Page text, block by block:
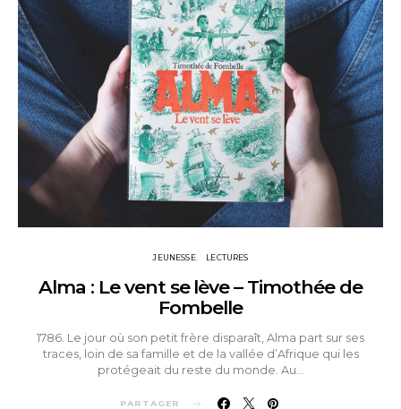
JEUNESSE LECTURES
Alma : Le vent se lève – Timothée de
Fombelle
1786. Le jour où son petit frère disparaît, Alma part sur ses
traces, loin de sa famille et de la vallée d’Afrique qui les
protégeait du reste du monde. Au…
PARTAGER